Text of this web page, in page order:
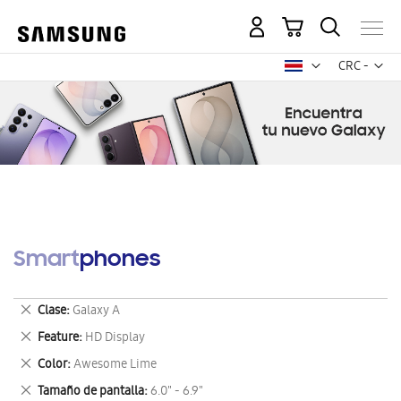
CRC -
colón
Mi carrito
Smartphones
Clase Galaxy A
Eliminar
este
artículo
Feature HD Display
Eliminar
este
artículo
Color Awesome Lime
Eliminar
este
Tamaño de pantalla 6.0" - 6.9"
Eliminar